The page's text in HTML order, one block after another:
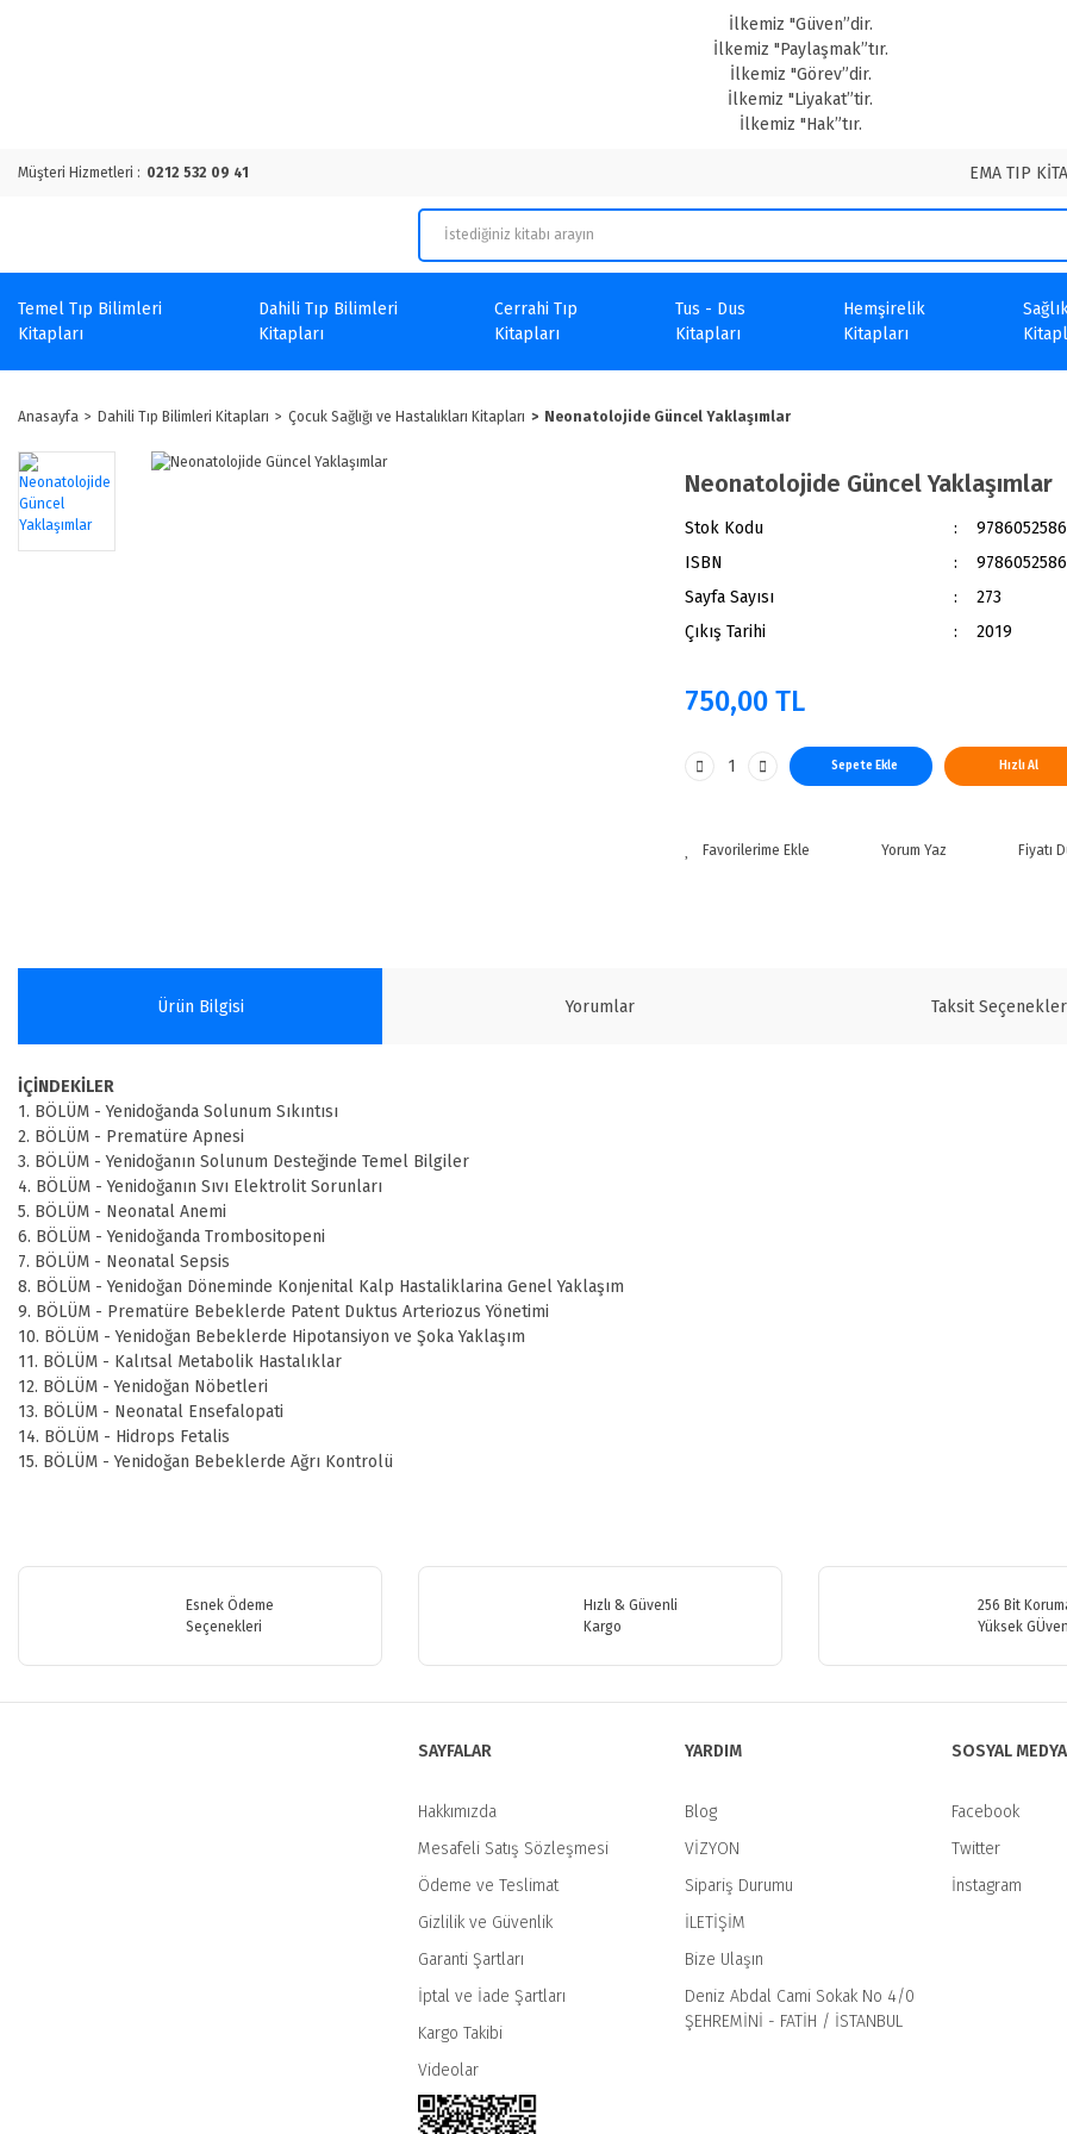
İlkemiz "Güven”dir.
İlkemiz "Paylaşmak”tır.
İlkemiz "Görev”dir.
İlkemiz "Liyakat”tir.
İlkemiz "Hak”tır.
Müşteri Hizmetleri : 0212 532 09 41 EMA TIP
Temel Tıp Bilimleri
Kitapları
Dahili Tıp Bilimleri
Kitapları
Cerrahi Tıp
Kitapları
Tus - Dus
Kitapları
Hemşirelik
Kitapları
Anasayfa Dahili Tıp Bilimleri Kitapları Çocuk Sağlığı ve Hastalıkları Kitapları Neonatolojide Güncel Yaklaşımlar
Neonatolojide Güncel Yaklaşımlar
Stok Kodu
ISBN
Sayfa Sayısı
273
Çıkış Tarihi
2019
750,00 TL
Sepete Ekle Hızlı Al
Yorum Yaz Fiyatı
Ürün Bilgisi Yorumlar Taksit
İÇİNDEKİLER
1. BÖLÜM -Yenidoğanda Solunum Sıkıntısı
2. BÖLÜM - Prematüre Apnesi
3. BÖLÜM - Yenidoğanın Solunum Desteğinde Temel Bilgiler
4. BÖLÜM - Yenidoğanın Sıvı Elektrolit Sorunları
5. BÖLÜM - Neonatal Anemi
6. BÖLÜM - Yenidoğanda Trombositopeni
7. BÖLÜM - Neonatal Sepsis
8. BÖLÜM - Yenidoğan Döneminde Konjenital Kalp Hastaliklarina Genel Yaklaşım
9. BÖLÜM - Prematüre Bebeklerde Patent Duktus Arteriozus Yönetimi
10. BÖLÜM - Yenidoğan Bebeklerde Hipotansiyon ve Şoka Yaklaşım
11. BÖLÜM - Kalıtsal Metabolik Hastalıklar
12. BÖLÜM - Yenidoğan Nöbetleri
13. BÖLÜM - Neonatal Ensefalopati
14. BÖLÜM - Hidrops Fetalis
15. BÖLÜM - Yenidoğan Bebeklerde Ağrı Kontrolü
Bu ürüne ilk yorumu siz yapın!
Ürün resmi kalitesiz, bozuk veya görüntülenemiyor.
Esnek Ödeme
Seçenekleri
Hızlı & Güvenli
Kargo
256 Bit
Yüksek
SAYFALAR
Hakkımızda
Mesafeli Satış Sözleşmesi
Ödeme ve Teslimat
Gizlilik ve Güvenlik
Garanti Şartları
İptal ve İade Şartları
Kargo Takibi
Videolar
YARDIM
Blog
VİZYON
Sipariş Durumu
İLETİŞİM
Bize Ulaşın
Deniz Abdal Cami Sokak No 4/0
ŞEHREMİNİ - FATİH / İSTANBUL
SOSYAL MEDYA
Facebook
Twitter
İnstagram